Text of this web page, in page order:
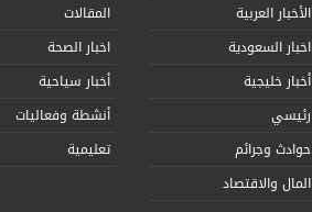
الأخبار العربية
اخبار السعودية
أخبار خليجية
رئيسي
حوادث وجرائم
المال والاقتصاد
المقالات
اخبار الصحة
أخبار سياحية
أنشطة وفعاليات
تعليمية